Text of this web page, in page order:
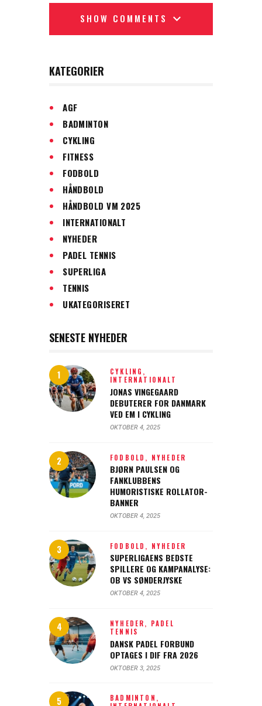
SHOW COMMENTS
KATEGORIER
AGF
BADMINTON
CYKLING
FITNESS
FODBOLD
HÅNDBOLD
HÅNDBOLD VM 2025
INTERNATIONALT
NYHEDER
PADEL TENNIS
SUPERLIGA
TENNIS
UKATEGORISERET
SENESTE NYHEDER
CYKLING,
INTERNATIONALT
JONAS VINGEGAARD
DEBUTERER FOR DANMARK
VED EM I CYKLING
OKTOBER 4, 2025
FODBOLD, NYHEDER
BJØRN PAULSEN OG
FANKLUBBENS
HUMORISTISKE ROLLATOR-
BANNER
OKTOBER 4, 2025
FODBOLD, NYHEDER
SUPERLIGAENS BEDSTE
SPILLERE OG KAMPANALYSE:
OB VS SØNDERJYSKE
OKTOBER 4, 2025
NYHEDER, PADEL
TENNIS
DANSK PADEL FORBUND
OPTAGES I DIF FRA 2026
OKTOBER 3, 2025
BADMINTON,